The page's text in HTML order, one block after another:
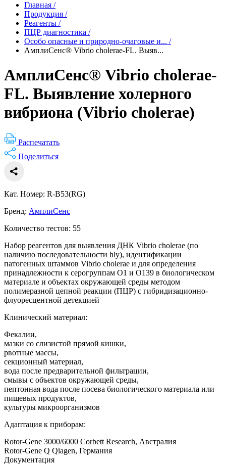
Главная /
Продукция /
Реагенты /
ПЦР диагностика /
Особо опасные и природно-очаговые и... /
АмплиСенс® Vibrio cholerae-FL. Выяв...
АмплиСенс® Vibrio cholerae-
FL. Выявление холерного
вибриона (Vibrio cholerae)
Распечатать
Поделиться
Кат. Номер: R-B53(RG)
Бренд: АмплиСенс
Количество тестов: 55
Набор реагентов для выявления ДНК Vibrio cholerae (по
наличию последовательности hly), идентификации
патогенных штаммов Vibrio cholerae и для определения
принадлежности к серогруппам О1 и О139 в биологическом
материале и объектах окружающей среды методом
полимеразной цепной реакции (ПЦР) c гибридизационно-
флуоресцентной детекцией
Клинический материал:
Фекалии,
мазки со слизистой прямой кишки,
рвотные массы,
секционный материал,
вода после предварительной фильтрации,
смывы с объектов окружающей среды,
пептонная вода после посева биологического материала или
пищевых продуктов,
культуры микроорганизмов
Адаптация к приборам:
Rotor-Gene 3000/6000 Corbett Research, Австралия
Rotor-Gene Q Qiagen, Германия
Документация